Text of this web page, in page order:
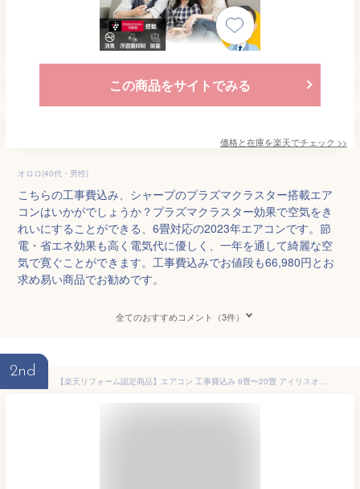
この商品をサイトでみる
価格と在庫を楽天でチェック >>
オロロ(40代・男性)
こちらの工事費込み、シャープのプラズマクラスター搭載エア
コンはいかがでしょうか？プラズマクラスター効果で空気をき
れいにすることができる、6畳対応の2023年エアコンです。節
電・省エネ効果も高く電気代に優しく、一年を通して綺麗な空
気で寛ぐことができます。工事費込みでお値段も66,980円とお
求め易い商品でお勧めです。
全てのおすすめコメント（3件）
2nd
【楽天リフォーム認定商品】エアコン 工事費込み 6畳〜20畳 アイリスオーヤマ 最短取付3日 工事保証3年 10畳 12畳 14畳 20畳 冷房 クーラー 家庭用 節電 省エネ ルームエアコン 2.2kW〜4.0kW メーカー保証1年 6畳用〜20畳用